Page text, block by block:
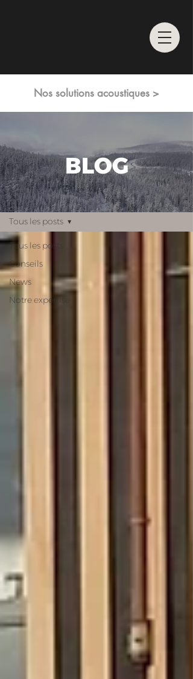
Nos solutions acoustiques >
Blog S'inscrire
Tous les posts
Conseils
News
Notre expertise
Tous les posts
BLOG